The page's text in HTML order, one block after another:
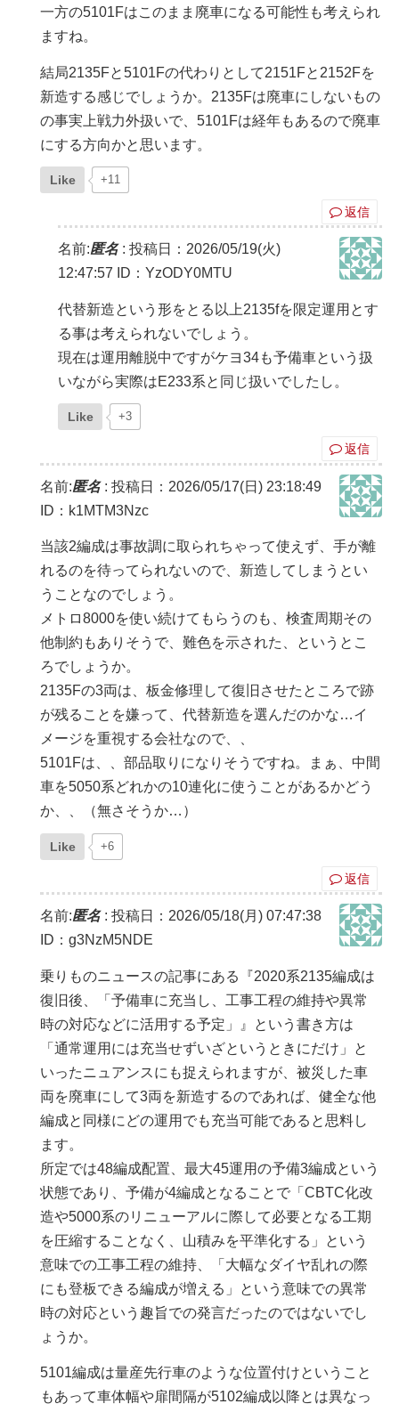
一方の5101Fはこのまま廃車になる可能性も考えられ
ますね。
結局2135Fと5101Fの代わりとして2151Fと2152Fを
新造する感じでしょうか。2135Fは廃車にしないもの
の事実上戦力外扱いで、5101Fは経年もあるので廃車
にする方向かと思います。
Like +11
返信
名前:匿名: 投稿日：2026/05/19(火)
12:47:57
ID：YzODY0MTU
代替新造という形をとる以上2135fを限定運用とす
る事は考えられないでしょう。
現在は運用離脱中ですがケヨ34も予備車という扱
いながら実際はE233系と同じ扱いでしたし。
Like +3
返信
名前:匿名: 投稿日：2026/05/17(日) 23:18:49
ID：k1MTM3Nzc
当該2編成は事故調に取られちゃって使えず、手が離
れるのを待ってられないので、新造してしまうとい
うことなのでしょう。
メトロ8000を使い続けてもらうのも、検査周期その
他制約もありそうで、難色を示された、というとこ
ろでしょうか。
2135Fの3両は、板金修理して復旧させたところで跡
が残ることを嫌って、代替新造を選んだのかな…イ
メージを重視する会社なので、、
5101Fは、、部品取りになりそうですね。まぁ、中間
車を5050系どれかの10連化に使うことがあるかどう
か、、（無さそうか…）
Like +6
返信
名前:匿名: 投稿日：2026/05/18(月) 07:47:38
ID：g3NzM5NDE
乗りものニュースの記事にある『2020系2135編成は
復旧後、「予備車に充当し、工事工程の維持や異常
時の対応などに活用する予定」』という書き方は
「通常運用には充当せずいざというときにだけ」と
いったニュアンスにも捉えられますが、被災した車
両を廃車にして3両を新造するのであれば、健全な他
編成と同様にどの運用でも充当可能であると思料し
ます。
所定では48編成配置、最大45運用の予備3編成という
状態であり、予備が4編成となることで「CBTC化改
造や5000系のリニューアルに際して必要となる工期
を圧縮することなく、山積みを平準化する」という
意味での工事工程の維持、「大幅なダイヤ乱れの際
にも登板できる編成が増える」という意味での異常
時の対応という趣旨での発言だったのではないでし
ょうか。
5101編成は量産先行車のような位置付けということ
もあって車体幅や扉間隔が5102編成以降とは異なっ